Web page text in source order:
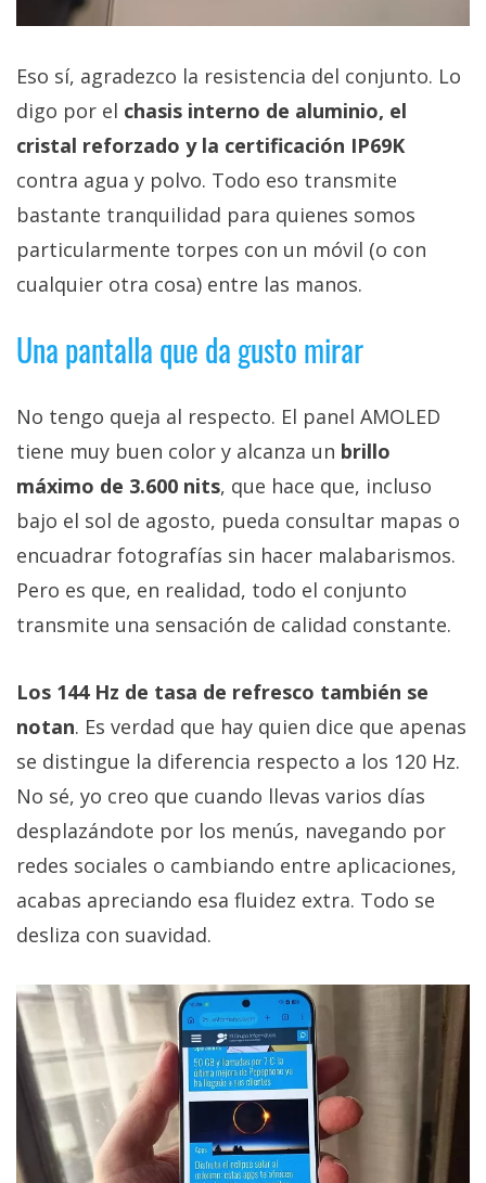
Eso sí, agradezco la resistencia del conjunto. Lo
digo por el chasis interno de aluminio, el
cristal reforzado y la certificación IP69K
contra agua y polvo. Todo eso transmite
bastante tranquilidad para quienes somos
particularmente torpes con un móvil (o con
cualquier otra cosa) entre las manos.
Una pantalla que da gusto mirar
No tengo queja al respecto. El panel AMOLED
tiene muy buen color y alcanza un brillo
máximo de 3.600 nits, que hace que, incluso
bajo el sol de agosto, pueda consultar mapas o
encuadrar fotografías sin hacer malabarismos.
Pero es que, en realidad, todo el conjunto
transmite una sensación de calidad constante.
Los 144 Hz de tasa de refresco también se
notan. Es verdad que hay quien dice que apenas
se distingue la diferencia respecto a los 120 Hz.
No sé, yo creo que cuando llevas varios días
desplazándote por los menús, navegando por
redes sociales o cambiando entre aplicaciones,
acabas apreciando esa fluidez extra. Todo se
desliza con suavidad.